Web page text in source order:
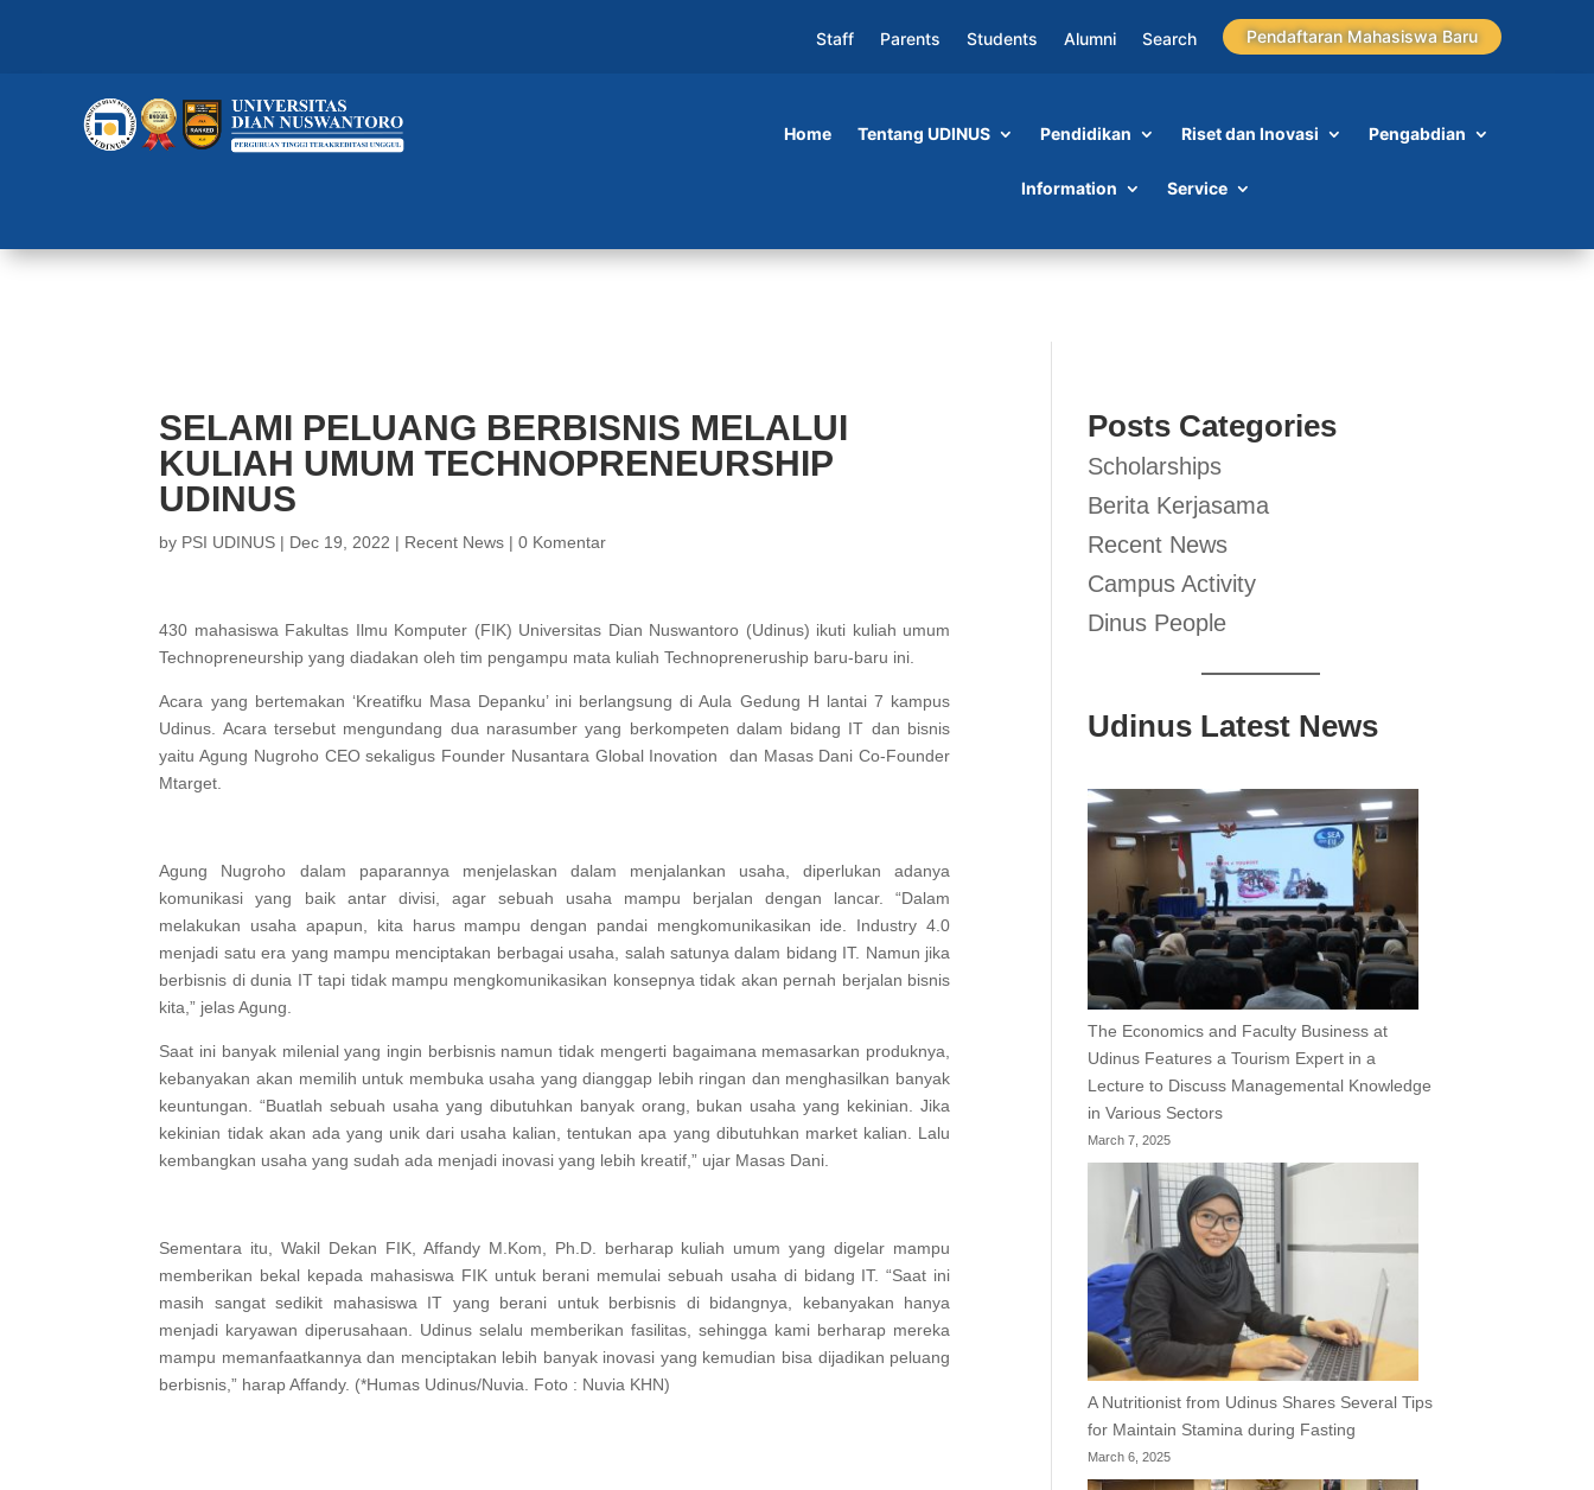
Staff Parents Students Alumni Search Pendaftaran Mahasiswa Baru
Home Tentang UDINUS Pendidikan Riset dan Inovasi Pengabdian
Information Service
SELAMI PELUANG BERBISNIS MELALUI
KULIAH UMUM TECHNOPRENEURSHIP
UDINUS
by PSI UDINUS | Dec 19, 2022 | Recent News |0 Komentar
430 mahasiswa Fakultas Ilmu Komputer (FIK) Universitas Dian Nuswantoro (Udinus) ikuti kuliah umum
Technopreneurship yang diadakan oleh tim pengampu mata kuliah Technopreneruship baru-baru ini.
Acara yang bertemakan ‘Kreatifku Masa Depanku’ ini berlangsung di Aula Gedung H lantai 7 kampus
Udinus. Acara tersebut mengundang dua narasumber yang berkompeten dalam bidang IT dan bisnis
yaitu Agung Nugroho CEO sekaligus Founder Nusantara Global Inovation dan Masas Dani Co-Founder
Mtarget.
Agung Nugroho dalam paparannya menjelaskan dalam menjalankan usaha, diperlukan adanya
komunikasi yang baik antar divisi, agar sebuah usaha mampu berjalan dengan lancar. “Dalam
melakukan usaha apapun, kita harus mampu dengan pandai mengkomunikasikan ide. Industry 4.0
menjadi satu era yang mampu menciptakan berbagai usaha, salah satunya dalam bidang IT. Namun jika
berbisnis di dunia IT tapi tidak mampu mengkomunikasikan konsepnya tidak akan pernah berjalan bisnis
kita,” jelas Agung.
Saat ini banyak milenial yang ingin berbisnis namun tidak mengerti bagaimana memasarkan produknya,
kebanyakan akan memilih untuk membuka usaha yang dianggap lebih ringan dan menghasilkan banyak
keuntungan. “Buatlah sebuah usaha yang dibutuhkan banyak orang, bukan usaha yang kekinian. Jika
kekinian tidak akan ada yang unik dari usaha kalian, tentukan apa yang dibutuhkan market kalian. Lalu
kembangkan usaha yang sudah ada menjadi inovasi yang lebih kreatif,” ujar Masas Dani.
Sementara itu, Wakil Dekan FIK, Affandy M.Kom, Ph.D. berharap kuliah umum yang digelar mampu
memberikan bekal kepada mahasiswa FIK untuk berani memulai sebuah usaha di bidang IT. “Saat ini
masih sangat sedikit mahasiswa IT yang berani untuk berbisnis di bidangnya, kebanyakan hanya
menjadi karyawan diperusahaan. Udinus selalu memberikan fasilitas, sehingga kami berharap mereka
mampu memanfaatkannya dan menciptakan lebih banyak inovasi yang kemudian bisa dijadikan peluang
berbisnis,” harap Affandy. (*Humas Udinus/Nuvia. Foto : Nuvia KHN)
Posts Categories
Scholarships
Berita Kerjasama
Recent News
Campus Activity
Dinus People
Udinus Latest News
The Economics and Faculty Business at
Udinus Features a Tourism Expert in a
Lecture to Discuss Managemental Knowledge
in Various Sectors
March 7, 2025
A Nutritionist from Udinus Shares Several Tips
for Maintain Stamina during Fasting
March 6, 2025